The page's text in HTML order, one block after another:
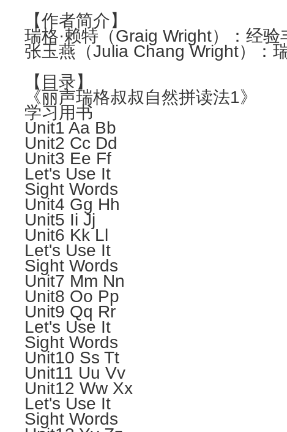
【作者简介】
瑞格·赖特（Graig Wright）：经
张玉燕（Julia Chang Wright）：
【目录】
《丽声瑞格叔叔自然拼读法1》
学习用书
Unit1 Aa Bb
Unit2 Cc Dd
Unit3 Ee Ff
Let's Use It
Sight Words
Unit4 Gg Hh
Unit5 Ii Jj
Unit6 Kk Ll
Let's Use It
Sight Words
Unit7 Mm Nn
Unit8 Oo Pp
Unit9 Qq Rr
Let's Use It
Sight Words
Unit10 Ss Tt
Unit11 Uu Vv
Unit12 Ww Xx
Let's Use It
Sight Words